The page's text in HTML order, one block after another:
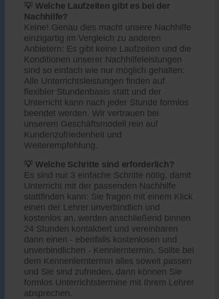
💡 Welche Laufzeiten gibt es bei der
Nachhilfe?
Keine! Genau dies macht unsere Nachhilfe
einzigartig im Vergleich zu anderen
Anbietern: Es gibt keine Laufzeiten und die
Konditionen unserer Nachhilfeleistungen
sind so einfach wie nur möglich gehalten:
Alle Unterrichtsleistungen finden auf
flexibler Stundenbasis statt und der
Unterricht kann nach jeder Stunde formlos
beendet werden. Wir vertrauen bei
unserem Geschäftsmodell rein auf
Kundenzufriedenheit und
Weiterempfehlung.
💡 Welche Schritte sind erforderlich?
Es sind nur 3 einfache Schritte nötig, damit
Unterricht mit der passenden Nachhilfe
stattfinden kann: Sie fragen mit einem Klick
einen der Lehrer unverbindlich und
kostenlos an, werden anschließend binnen
24 Stunden kontaktiert und vereinbaren
dann einen - ebenfalls kostenlosen und
unverbindlichen - Kennlerntermin. Sollte bei
dem Kennenlerntermin alles soweit passen
und Sie sind zufrieden, dann können Sie
formlos Unterrichtstermine mit Ihrem Lehrer
absprechen.